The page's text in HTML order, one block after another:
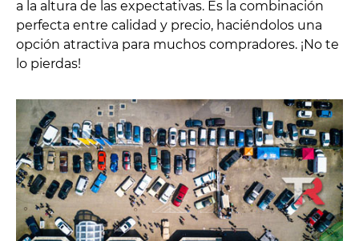
a la altura de las expectativas. Es la combinación
perfecta entre calidad y precio, haciéndolos una
opción atractiva para muchos compradores. ¡No te
lo pierdas!